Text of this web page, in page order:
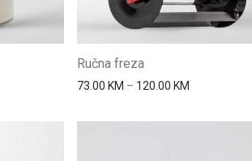
Price range: 20.70 KM through 38.70 KM
Ručna freza
73.00 KM – 120.00 KM